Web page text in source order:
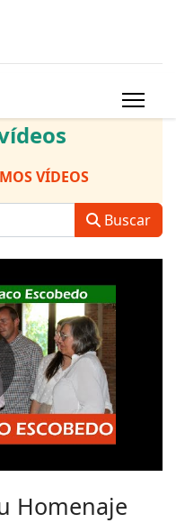
VÍDEOS
Buscar
Homenaje